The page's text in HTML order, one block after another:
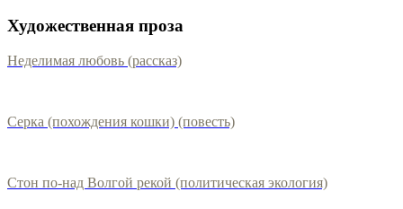
Художественная проза
Неделимая любовь (рассказ)
Серка (похождения кошки) (повесть)
Стон по-над Волгой рекой (политическая экология)